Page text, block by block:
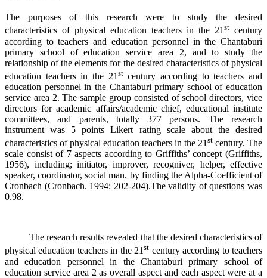
The purposes of this research were to study the desired
characteristics of physical education teachers in the 21st century
according to teachers and education personnel in the Chantaburi
primary school of education service area 2, and to study the
relationship of the elements for the desired characteristics of physical
education teachers in the 21 stcentury according to teachers and
education personnel in the Chantaburi primary school of education
service area 2. The sample group consisted of school directors, vice
directors for academic affairs/academic chief, educational institute
committees, and parents, totally 377 persons. The research
instrument was 5 points Likert rating scale about the desired
characteristics of physical education teachers in the 21 st century. The
scale consist of 7 aspects according to Griffiths’ concept (Griffiths,
1956), including; initiator, improver, recogniver, helper, effective
speaker, coordinator, social man. by finding the Alpha-Coefficient of
Cronbach (Cronbach. 1994: 202-204).The validity of questions was
0.98.
The research results revealed that the desired characteristics of
physical education teachers in the 21st century according to teachers
and education personnel in the Chantaburi primary school of
education service area 2 as overall aspect and each aspect were at a